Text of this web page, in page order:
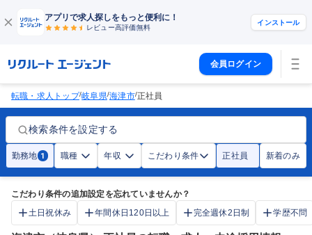
アプリで求人探しをもっと便利に！
レビュー高評価無料
インストール
会員ログイン
転職・求人トップ/岐阜県/海津市/正社員
検索条件を設定する
勤務地 1 職種 年収 こだわり条件 正社員 新着のみ
こだわり条件の追加設定を忘れていませんか？
土日祝休み
年間休日120日以上 完全週休2日制 学歴不問